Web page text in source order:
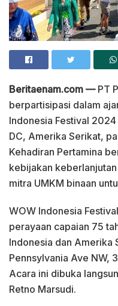
Beritaenam.com —PT
berpartisipasi dalam
Indonesia Festival
DC, Amerika Serikat,
Kehadiran Pertamina
kebijakan
mitra UMKM binaan
WOW Indonesia
perayaan capaian 75
Indonesia dan Amerika
Pennsylvania Ave NW,
Acara ini dibuka
Retno Marsudi.